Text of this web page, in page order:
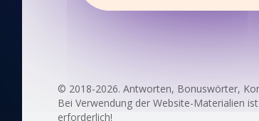
© 2018-2026. Antworten, Bonuswörter,
Bei Verwendung der Website-Materialien
erforderlich!